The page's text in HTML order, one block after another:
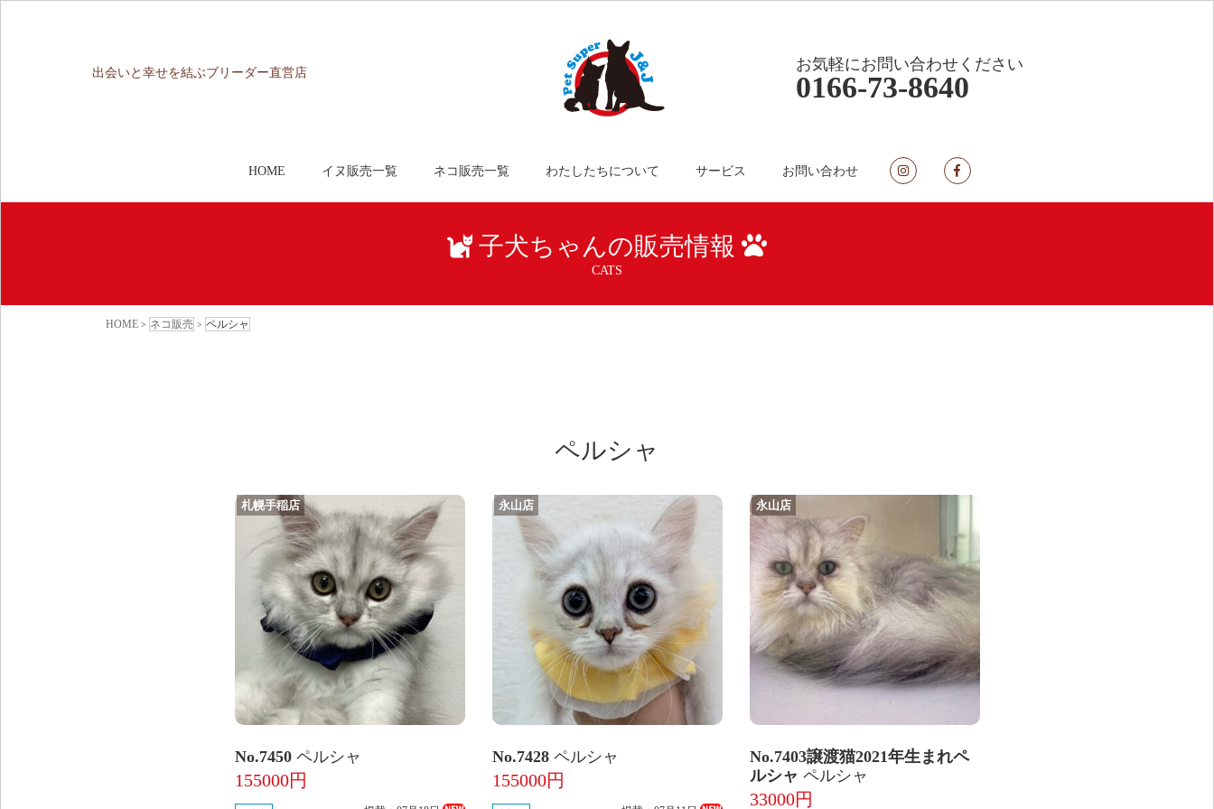
出会いと幸せを結ぶブリーダー直営店 お気軽にお問い合わせください
0166-73-8640
HOME イヌ販売一覧 ネコ販売一覧 わたしたちについて サービス お問い合わせ
子犬ちゃんの販売情報
CATS
HOME > ネコ販売 > ペルシャ
ペルシャ
札幌手稲店
No.7450 ペルシャ
155000円
永山店
No.7428 ペルシャ
155000円
永山店
No.7403譲渡猫2021年生まれペ
ルシャ ペルシャ
33000円